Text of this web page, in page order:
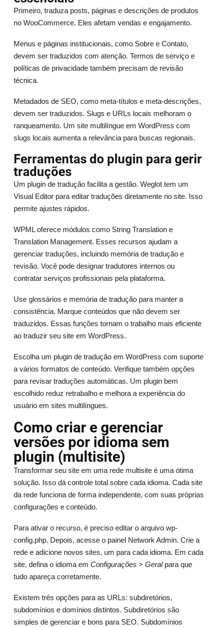
Primeiro, traduza posts, páginas e descrições de produtos
no WooCommerce. Eles afetam vendas e engajamento.
Menus e páginas institucionais, como Sobre e Contato,
devem ser traduzidos com atenção. Termos de serviço e
políticas de privacidade também precisam de revisão
técnica.
Metadados de SEO, como meta-títulos e meta-descrições,
devem ser traduzidos. Slugs e URLs locais melhoram o
ranqueamento. Um site multilíngue em WordPress com
slugs locais aumenta a relevância para buscas regionais.
Ferramentas do plugin para gerir
traduções
Um plugin de tradução facilita a gestão. Weglot tem um
Visual Editor para editar traduções diretamente no site. Isso
permite ajustes rápidos.
WPML oferece módulos como String Translation e
Translation Management. Esses recursos ajudam a
gerenciar traduções, incluindo memória de tradução e
revisão. Você pode designar tradutores internos ou
contratar serviços profissionais pela plataforma.
Use glossários e memória de tradução para manter a
consistência. Marque conteúdos que não devem ser
traduzidos. Essas funções tornam o trabalho mais eficiente
ao traduzir seu site em WordPress.
Escolha um plugin de tradução em WordPress com suporte
a vários formatos de conteúdo. Verifique também opções
para revisar traduções automáticas. Um plugin bem
escolhido reduz retrabalho e melhora a experiência do
usuário em sites multilíngues.
Como criar e gerenciar
versões por idioma sem
plugin (multisite)
Transformar seu site em uma rede multisite é uma ótima
solução. Isso dá controle total sobre cada idioma. Cada site
da rede funciona de forma independente, com suas próprias
configurações e conteúdo.
Para ativar o recurso, é preciso editar o arquivo wp-
config.php. Depois, acesse o painel Network Admin. Crie a
rede e adicione novos sites, um para cada idioma. Em cada
site, defina o idioma em Configurações > Geralpara que
tudo apareça corretamente.
Existem três opções para as URLs: subdiretórios,
subdomínios e domínios distintos. Subdiretórios são
simples de gerenciar e bons para SEO. Subdomínios